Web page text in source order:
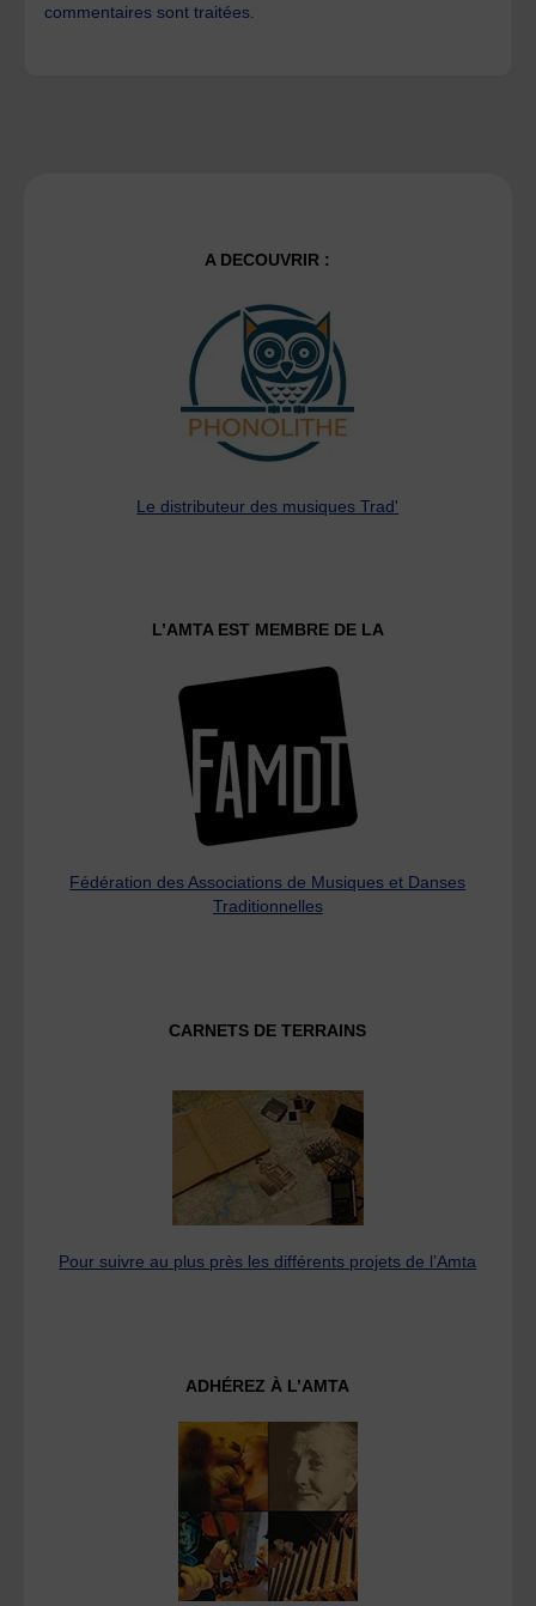
commentaires sont traitées.
A DECOUVRIR :
Le distributeur des musiques Trad'
L’AMTA EST MEMBRE DE LA
Fédération des Associations de Musiques et Danses
Traditionnelles
CARNETS DE TERRAINS
Pour suivre au plus près les différents projets de l’Amta
ADHÉREZ À L’AMTA